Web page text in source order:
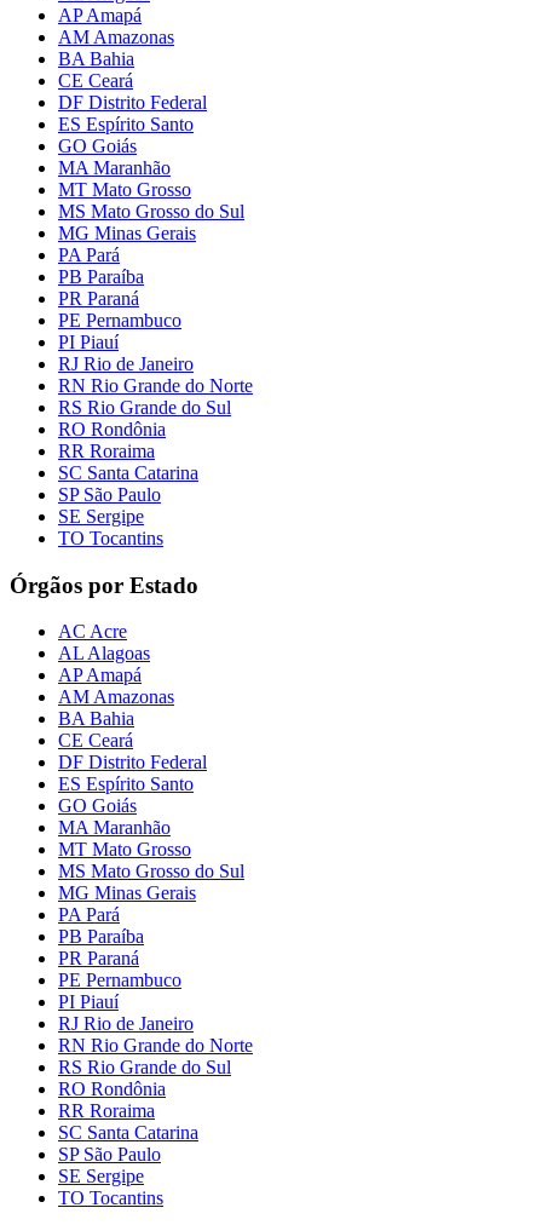
AP Amapá
AM Amazonas
BA Bahia
CE Ceará
DF Distrito Federal
ES Espírito Santo
GO Goiás
MA Maranhão
MT Mato Grosso
MS Mato Grosso do Sul
MG Minas Gerais
PA Pará
PB Paraíba
PR Paraná
PE Pernambuco
PI Piauí
RJ Rio de Janeiro
RN Rio Grande do Norte
RS Rio Grande do Sul
RO Rondônia
RR Roraima
SC Santa Catarina
SP São Paulo
SE Sergipe
TO Tocantins
Órgãos por Estado
AC Acre
AL Alagoas
AP Amapá
AM Amazonas
BA Bahia
CE Ceará
DF Distrito Federal
ES Espírito Santo
GO Goiás
MA Maranhão
MT Mato Grosso
MS Mato Grosso do Sul
MG Minas Gerais
PA Pará
PB Paraíba
PR Paraná
PE Pernambuco
PI Piauí
RJ Rio de Janeiro
RN Rio Grande do Norte
RS Rio Grande do Sul
RO Rondônia
RR Roraima
SC Santa Catarina
SP São Paulo
SE Sergipe
TO Tocantins